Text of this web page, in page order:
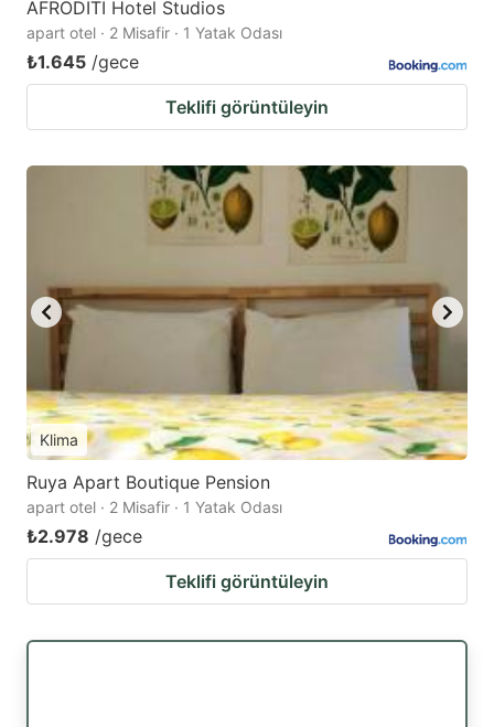
AFRODITI Hotel Studios
apart otel · 2 Misafir · 1 Yatak Odası
₺1.645 /gece
Teklifi görüntüleyin
Klima
Ruya Apart Boutique Pension
apart otel · 2 Misafir · 1 Yatak Odası
₺2.978 /gece
Teklifi görüntüleyin